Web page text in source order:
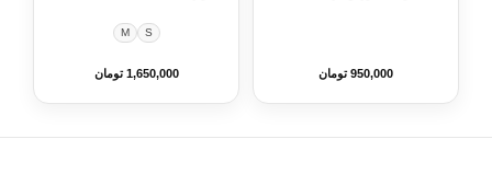
950,000 تومان
S
M
1,650,000 تومان